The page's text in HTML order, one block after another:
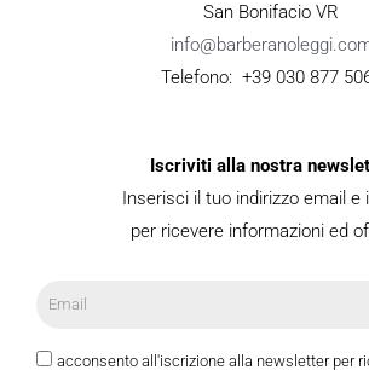
San Bonifacio VR
Telefono: +39 030 877
Iscriviti alla nostra
Inserisci il tuo indirizzo email e
per ricevere informazioni ed
acconsento all'iscrizione alla newsletter per